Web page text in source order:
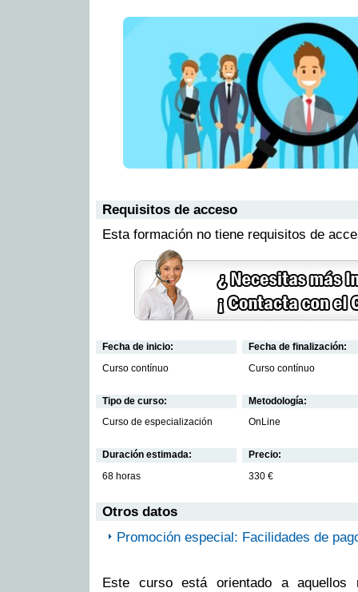
Requisitos de acceso
Esta formación no tiene requisitos de
Fecha de inicio:
Curso contínuo
Fecha de finalización:
Curso contínuo
Tipo de curso:
Curso de especialización
Metodología:
OnLine
Duración estimada:
68 horas
Precio:
330 €
Otros datos
Promoción especial: Facilidades de
Este curso está orientado a aquellos